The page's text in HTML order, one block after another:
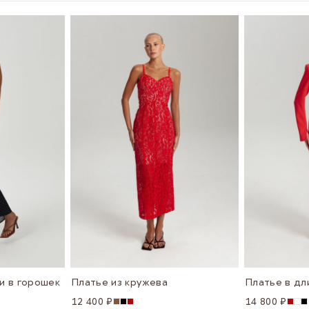
using the tab key. You can skip the carousel or go
в горошек
Платье из кружева
12 400 ₽
14 800 ₽